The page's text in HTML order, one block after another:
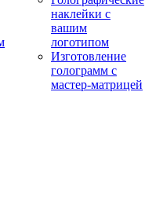
наклейки с
вашим
логотипом
Изготовление
голограмм с
мастер-матрицей